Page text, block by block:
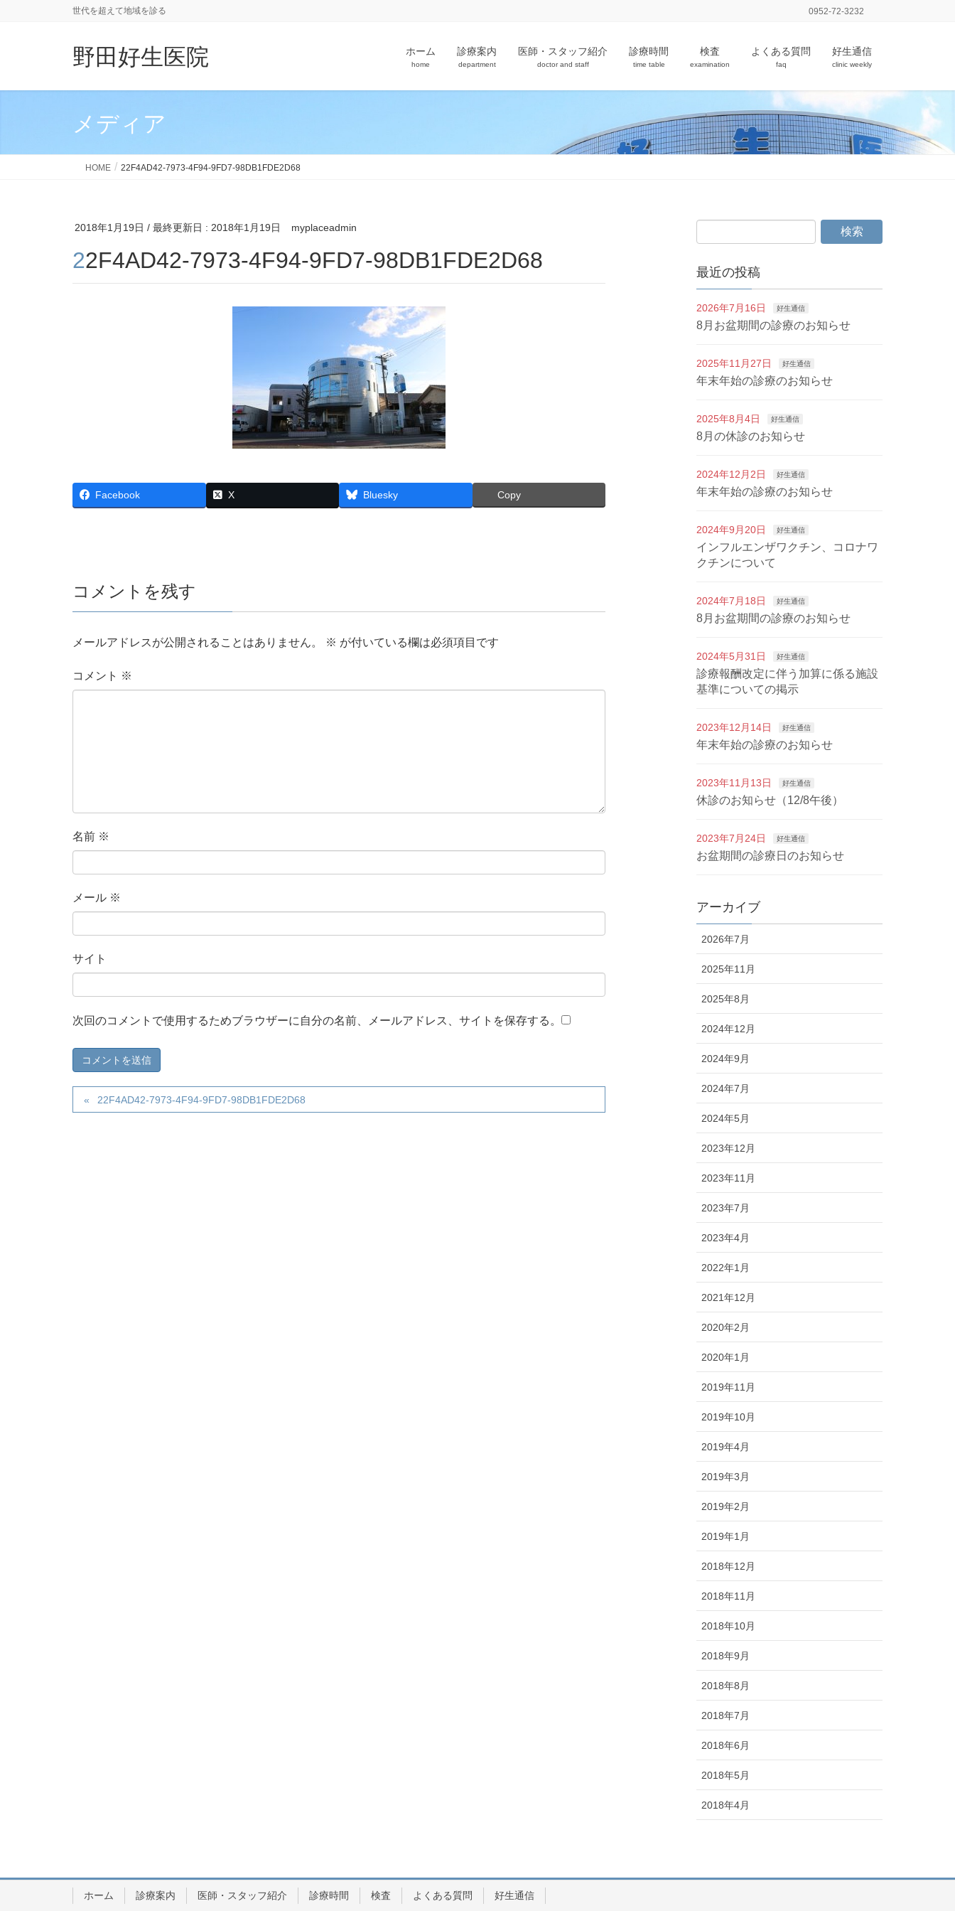
世代を超えて地域を診る 0952-72-3232
野田好生医院 ホーム
home
診療案内
department
医師・スタッフ紹介
doctor and staff
診療時間
time table
検査
examination
よくある質問
faq
好生通信
clinic weekly
メディア
HOME 22F4AD42-7973-4F94-9FD7-98DB1FDE2D68
2018年1月19日 / 最終更新日 : 2018年1月19日 myplaceadmin
22F4AD42-7973-4F94-9FD7-98DB1FDE2D68
Facebook X Bluesky Copy
コメントを残す
メールアドレスが公開されることはありません。 ※ が付いている欄は必須項目です
コメント ※
名前 ※
メール ※
サイト
次回のコメントで使用するためブラウザーに自分の名前、メールアドレス、サイトを保存する。
22F4AD42-7973-4F94-9FD7-98DB1FDE2D68
最近の投稿
2026年7月16日 好生通信
8月お盆期間の診療のお知らせ
2025年11月27日 好生通信
年末年始の診療のお知らせ
2025年8月4日 好生通信
8月の休診のお知らせ
2024年12月2日 好生通信
年末年始の診療のお知らせ
2024年9月20日 好生通信
インフルエンザワクチン、コロナワ
クチンについて
2024年7月18日 好生通信
8月お盆期間の診療のお知らせ
2024年5月31日 好生通信
診療報酬改定に伴う加算に係る施設
基準についての掲示
2023年12月14日 好生通信
年末年始の診療のお知らせ
2023年11月13日 好生通信
休診のお知らせ（12/8午後）
2023年7月24日 好生通信
お盆期間の診療日のお知らせ
アーカイブ
2026年7月
2025年11月
2025年8月
2024年12月
2024年9月
2024年7月
2024年5月
2023年12月
2023年11月
2023年7月
2023年4月
2022年1月
2021年12月
2020年2月
2020年1月
2019年11月
2019年10月
2019年4月
2019年3月
2019年2月
2019年1月
2018年12月
2018年11月
2018年10月
2018年9月
2018年8月
2018年7月
2018年6月
2018年5月
2018年4月
ホーム 診療案内 医師・スタッフ紹介 診療時間 検査 よくある質問 好生通信